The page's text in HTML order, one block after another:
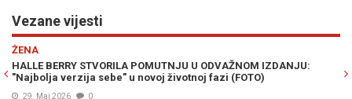
Vezane vijesti
IZDANJU:
fazi (FOTO)
GLUMICA U TOP FORMI: Halle Berry
štikli to samo dopunjuje (FOTO)
Previous